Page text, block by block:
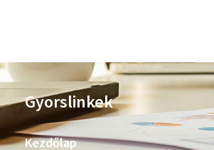
Gyorslinkek
Kezdőlap